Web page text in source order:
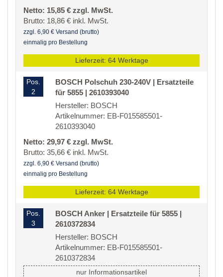
Netto: 15,85 € zzgl. MwSt.
Brutto: 18,86 € inkl. MwSt.
zzgl. 6,90 € Versand (brutto)
einmalig pro Bestellung
Lieferzeit: 64 Werktage
Pos.
2
BOSCH Polschuh 230-240V | Ersatzteile
für 5855 | 2610393040
Hersteller: BOSCH
Artikelnummer: EB-F015585501-
2610393040
Netto: 29,97 € zzgl. MwSt.
Brutto: 35,66 € inkl. MwSt.
zzgl. 6,90 € Versand (brutto)
einmalig pro Bestellung
Lieferzeit: 64 Werktage
Pos.
3
BOSCH Anker | Ersatzteile für 5855 |
2610372834
Hersteller: BOSCH
Artikelnummer: EB-F015585501-
2610372834
nur Informationsartikel